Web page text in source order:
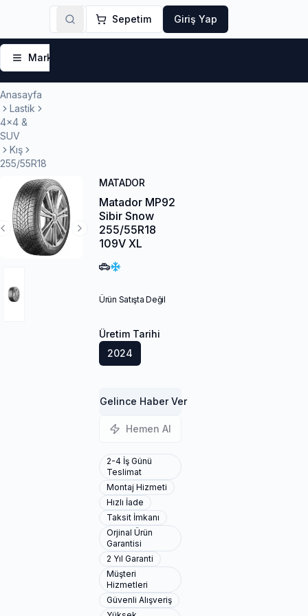
Sepetim Giriş Yap
Markalar
Anasayfa
Lastik
4x4 &
SUV
Kış
255/55R18
Next Slide
Previous Slide
MATADOR
Matador MP92
Sibir Snow
255/55R18
109V XL
Ürün Satışta Değil
Üretim Tarihi
2024
Gelince Haber Ver
Hemen Al
2-4 İş Günü
Teslimat
Montaj Hizmeti
Hızlı İade
Taksit İmkanı
Orjinal Ürün
Garantisi
2 Yıl Garanti
Müşteri
Hizmetleri
Güvenli Alışveriş